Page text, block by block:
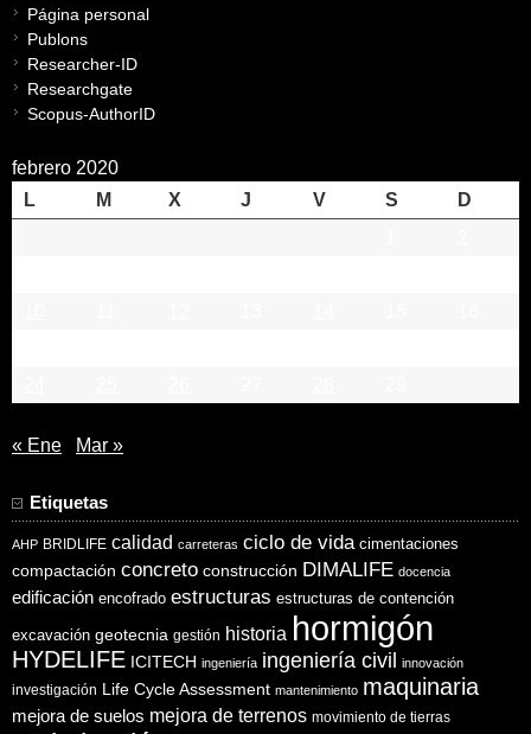
Página personal
Publons
Researcher-ID
Researchgate
Scopus-AuthorID
febrero 2020
L
M X J V S
D
« Ene Mar »
Etiquetas
AHP BRIDLIFE calidad carreteras ciclo de vida cimentaciones
compactación concreto construcción DIMALIFE docencia
edificación encofrado estructuras estructuras de contención
excavación geotecnia gestión historia hormigón
HYDELIFE ICITECH ingeniería ingeniería civil innovación
investigación Life Cycle Assessment mantenimiento maquinaria
mejora de suelos mejora de terrenos movimiento de tierras